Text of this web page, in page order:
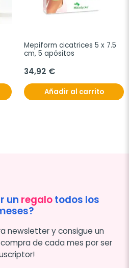
Mepiform cicatrices 5 x 7.5
cm, 5 apósitos
34,92 €
Añadir al carrito
un regalotodos los
newsletter y consigue un
de cada mes por ser